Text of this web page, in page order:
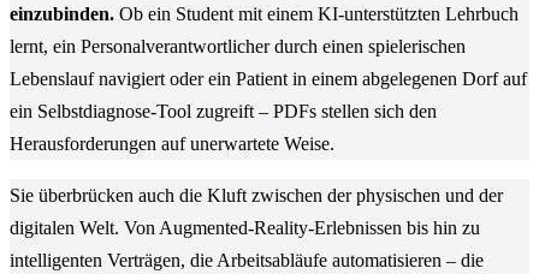
einzubinden. Ob ein Student mit einem KI-unterstützten Lehrbuch
lernt, ein Personalverantwortlicher durch einen spielerischen
Lebenslauf navigiert oder ein Patient in einem abgelegenen Dorf auf
ein Selbstdiagnose-Tool zugreift – PDFs stellen sich den
Herausforderungen auf unerwartete Weise.
Sie überbrücken auch die Kluft zwischen der physischen und der
digitalen Welt. Von Augmented-Reality-Erlebnissen bis hin zu
intelligenten Verträgen, die Arbeitsabläufe automatisieren – die